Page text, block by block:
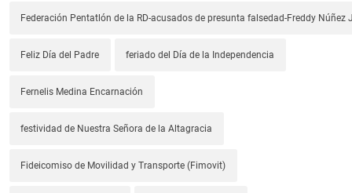
Federación Pentatlón de la RD-acusados de presunta falsedad-Freddy Núñez
Feliz Día del Padre feriado del Día de la Independencia
Fernelis Medina Encarnación
festividad de Nuestra Señora de la Altagracia
Fideicomiso de Movilidad y Transporte (Fimovit)